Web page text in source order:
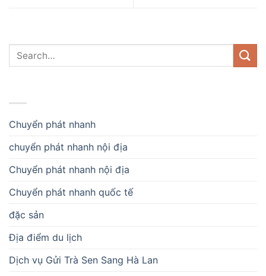
Chuyển phát nhanh
chuyển phát nhanh nội địa
Chuyển phát nhanh nội địa
Chuyển phát nhanh quốc tế
đặc sản
Địa điểm du lịch
Dịch vụ Gửi Trà Sen Sang Hà Lan